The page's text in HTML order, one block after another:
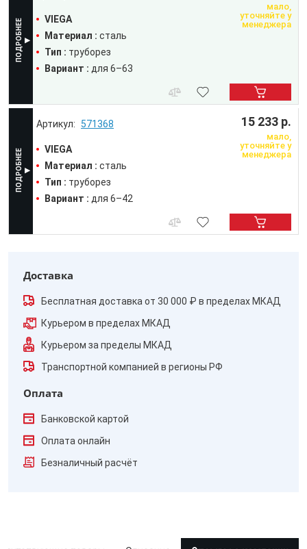
571368
VIEGA
Материал : сталь
Тип : труборез
Вариант : для 6–42
15 233 р.
мало,
уточняйте у
менеджера
VIEGA
Материал : сталь
Тип : труборез
Вариант : для 6–63
мало,
уточняйте у
менеджера
Доставка
Бесплатная доставка от 30 000 ₽ в пределах МКАД
Курьером в пределах МКАД
Курьером за пределы МКАД
Транспортной компанией в регионы РФ
Оплата
Банковской картой
Оплата онлайн
Безналичный расчёт